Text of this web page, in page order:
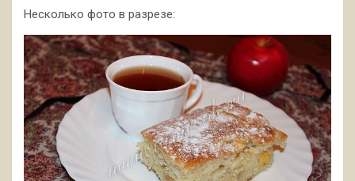
Несколько фото в разрезе: